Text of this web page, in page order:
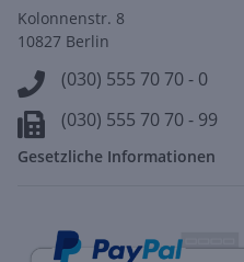
Kolonnenstr. 8
10827 Berlin
(030) 555 70 70 - 0
(030) 555 70 70 - 99
Gesetzliche Informationen